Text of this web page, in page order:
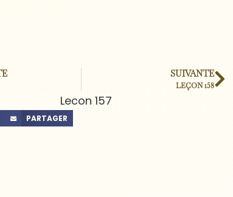
SUIVANTE
LEÇON 158
PARTAGER